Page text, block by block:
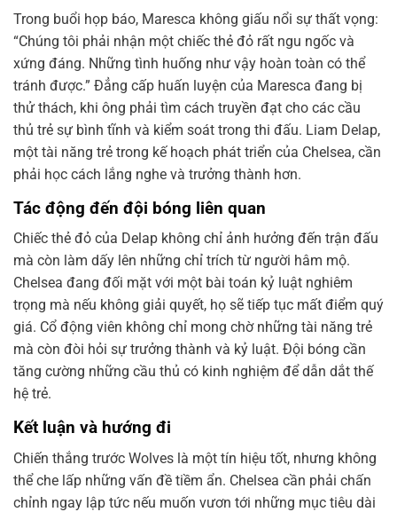
Trong buổi họp báo, Maresca không giấu nổi sự thất vọng:
“Chúng tôi phải nhận một chiếc thẻ đỏ rất ngu ngốc và
xứng đáng. Những tình huống như vậy hoàn toàn có thể
tránh được.” Đẳng cấp huấn luyện của Maresca đang bị
thử thách, khi ông phải tìm cách truyền đạt cho các cầu
thủ trẻ sự bình tĩnh và kiểm soát trong thi đấu. Liam Delap,
một tài năng trẻ trong kế hoạch phát triển của Chelsea, cần
phải học cách lắng nghe và trưởng thành hơn.
Tác động đến đội bóng liên quan
Chiếc thẻ đỏ của Delap không chỉ ảnh hưởng đến trận đấu
mà còn làm dấy lên những chỉ trích từ người hâm mộ.
Chelsea đang đối mặt với một bài toán kỷ luật nghiêm
trọng mà nếu không giải quyết, họ sẽ tiếp tục mất điểm quý
giá. Cổ động viên không chỉ mong chờ những tài năng trẻ
mà còn đòi hỏi sự trưởng thành và kỷ luật. Đội bóng cần
tăng cường những cầu thủ có kinh nghiệm để dẫn dắt thế
hệ trẻ.
Kết luận và hướng đi
Chiến thắng trước Wolves là một tín hiệu tốt, nhưng không
thể che lấp những vấn đề tiềm ẩn. Chelsea cần phải chấn
chỉnh ngay lập tức nếu muốn vươn tới những mục tiêu dài